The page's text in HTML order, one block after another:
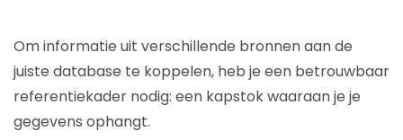
Om informatie uit verschillende bronnen aan de
juiste database te koppelen, heb je een betrouwbaar
referentiekader nodig: een kapstok waaraan je je
gegevens ophangt.